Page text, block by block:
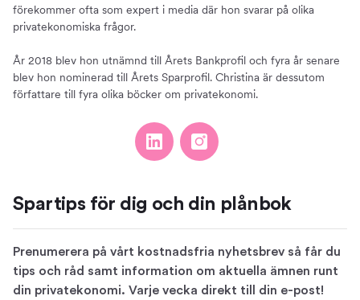
förekommer ofta som expert i media där hon svarar på olika
privatekonomiska frågor.
År 2018 blev hon utnämnd till Årets Bankprofil och fyra år senare
blev hon nominerad till Årets Sparprofil. Christina är dessutom
författare till fyra olika böcker om privatekonomi.
Spartips för dig och din plånbok
Prenumerera på vårt kostnadsfria nyhetsbrev så får du
tips och råd samt information om aktuella ämnen runt
din privatekonomi. Varje vecka direkt till din e-post!